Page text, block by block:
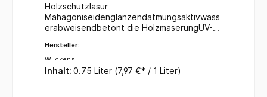
Holzschutzlasur
Mahagoniseidenglänzendatmungsaktivwass
erabweisendbetont die HolzmaserungUV-
NadelhölzeroffenporigFarbe:
MahagoniInhalt: 750 ml
Hersteller:
Wilckens
Inhalt: 0.75 Liter (7,97 €* / 1 Liter)